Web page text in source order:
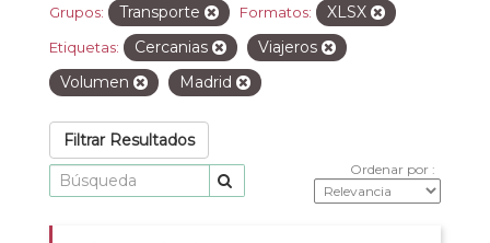
Grupos: Transporte Formatos: XLSX
Etiquetas: Cercanias
Viajeros
Volumen
Madrid
Filtrar Resultados
Ordenar por